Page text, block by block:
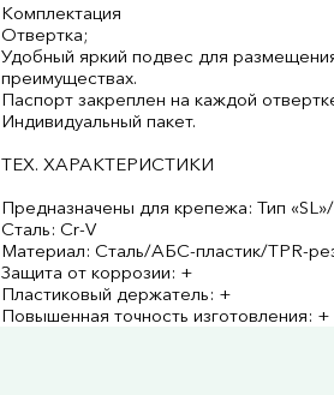
Комплектация
Отвертка;
Удобный яркий подвес для
преимуществах.
Паспорт закреплен на каждой
Индивидуальный пакет.
ТЕХ. ХАРАКТЕРИСТИКИ
Предназначены для крепежа: Тип
Сталь: Cr-V
Материал: Сталь/АБС-пластик/TPR-
Защита от коррозии: +
Пластиковый держатель: +
Повышенная точность изготовления: +